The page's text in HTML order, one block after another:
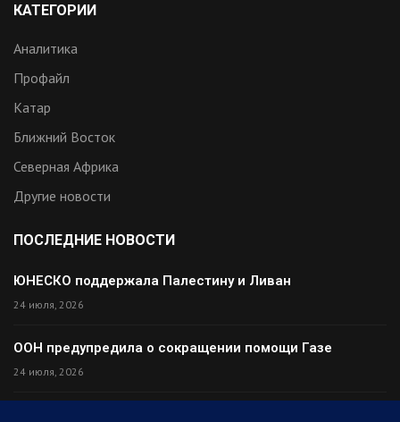
КАТЕГОРИИ
Аналитика
Профайл
Катар
Ближний Восток
Северная Африка
Другие новости
ПОСЛЕДНИЕ НОВОСТИ
ЮНЕСКО поддержала Палестину и Ливан
24 июля, 2026
ООН предупредила о сокращении помощи Газе
24 июля, 2026